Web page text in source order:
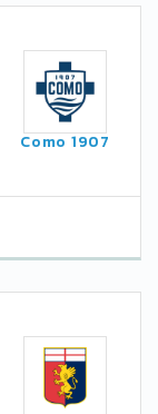
Como 1907